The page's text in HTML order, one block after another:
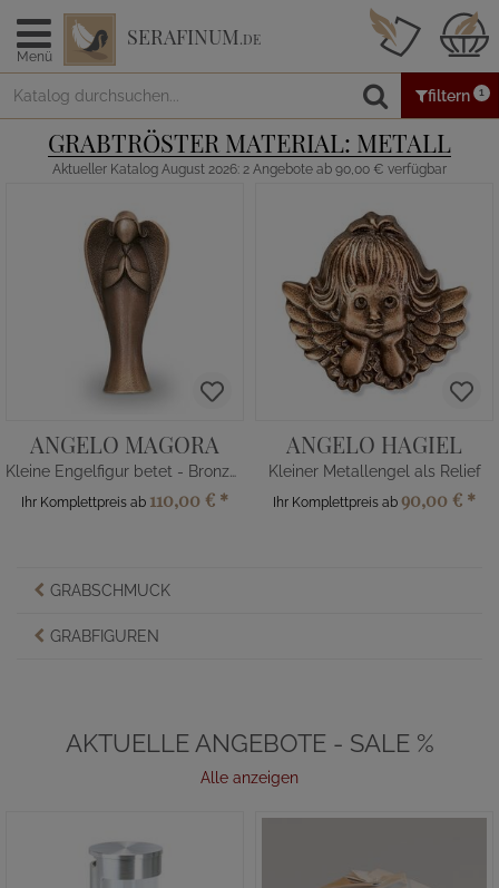
Menü
SERAFINUM.DE
filtern 1
GRABTRÖSTER MATERIAL: METALL
Aktueller Katalog August 2026: 2 Angebote ab 90,00 € verfügbar
ANGELO MAGORA
Kleine Engelfigur betet - Bronzeguss
Ihr Komplettpreis ab 110,00 € *
ANGELO HAGIEL
Kleiner Metallengel als Relief
Ihr Komplettpreis ab 90,00 € *
GRABSCHMUCK
GRABFIGUREN
AKTUELLE ANGEBOTE - SALE %
Alle anzeigen